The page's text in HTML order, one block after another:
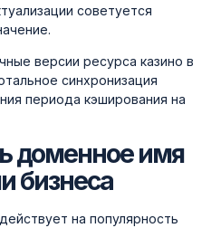
советуется
версии ресурса казино в
синхронизация
периода кэширования на
доменное имя
бизнеса
на популярность